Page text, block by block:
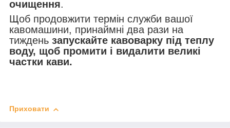
очищення.
Щоб продовжити термін служби вашої
кавомашини, принаймні два рази на
тиждень запускайте кавоварку під теплу
воду, щоб промити і видалити великі
частки кави.
Приховати